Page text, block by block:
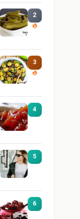
2
3
4
5
6